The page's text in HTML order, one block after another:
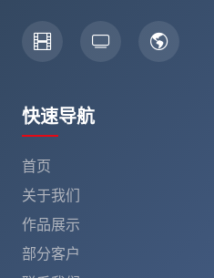
快速导航
首页
关于我们
作品展示
部分客户